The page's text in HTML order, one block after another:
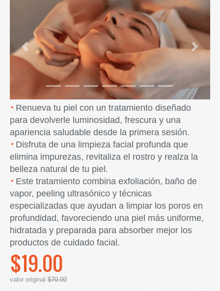
Previous Next
Renueva tu piel con un tratamiento diseñado
para devolverle luminosidad, frescura y una
apariencia saludable desde la primera sesión.
Disfruta de una limpieza facial profunda que
elimina impurezas, revitaliza el rostro y realza la
belleza natural de tu piel.
Este tratamiento combina exfoliación, baño de
vapor, peeling ultrasónico y técnicas
especializadas que ayudan a limpiar los poros en
profundidad, favoreciendo una piel más uniforme,
hidratada y preparada para absorber mejor los
productos de cuidado facial.
$19.00
valor original $70.00